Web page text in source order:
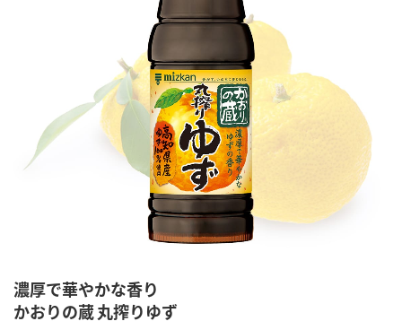
濃厚で華やかな香り
かおりの蔵 丸搾りゆず